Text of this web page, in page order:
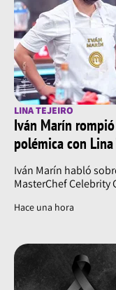
LINA TEJEIRO
Iván Marín
polémica con
Iván Marín habló
MasterChef Celebrity
Hace una hora